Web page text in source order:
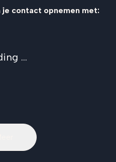
contact opnemen met:
...